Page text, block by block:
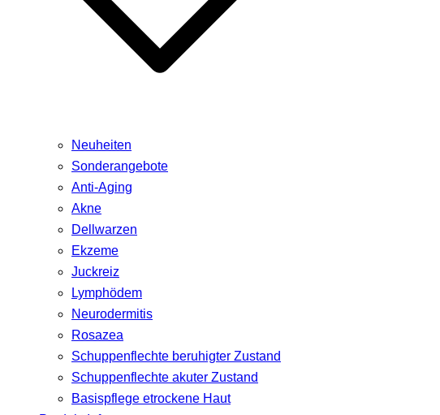
Neuheiten
Sonderangebote
Anti-Aging
Akne
Dellwarzen
Ekzeme
Juckreiz
Lymphödem
Neurodermitis
Rosazea
Schuppenflechte beruhigter Zustand
Schuppenflechte akuter Zustand
Basispflege etrockene Haut